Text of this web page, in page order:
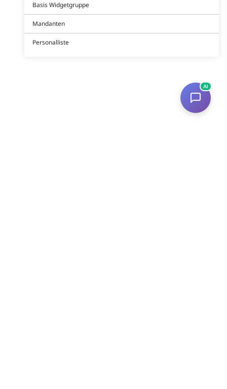
Basis Widgetgruppe
Mandanten
Personalliste
AI